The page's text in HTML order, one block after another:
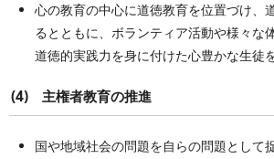
心の教育の中心に道徳教育を位置づけ、
るとともに、ボランティア活動や様々な
道徳的実践力を身に付けた心豊かな生徒
(4) 主権者教育の推進
国や地域社会の問題を自らの問題として